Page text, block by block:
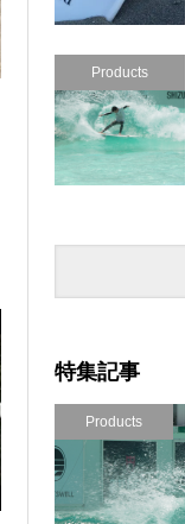
Products
特集記事
Products